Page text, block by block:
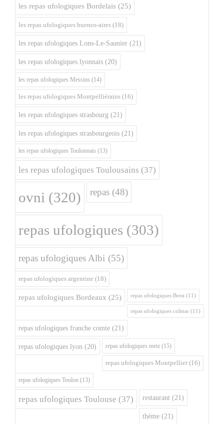
les repas ufologiques Bordelais (25)
les repas ufologiques buenos-aires (18)
les repas ufologiques Lons-Le-Saunier (21)
les repas ufologiques lyonnais (20)
les repas ufologiques Messins (14)
les repas ufologiques Montpelliérains (16)
les repas ufologiques strasbourg (21)
les repas ufologiques strasbourgeois (21)
les repas ufologiques Toulonnais (13)
les repas ufologiques Toulousains (37)
ovni (320) repas (48)
repas ufologiques (303)
repas ufologiques Albi (55)
repas ufologiques argentine (18)
repas ufologiques Bordeaux (25) repas ufologiques Brest (11)
repas ufologiques colmar (11)
repas ufologiques franche comte (21)
repas ufologiques lyon (20) repas ufologiques metz (15)
repas ufologiques Montpellier (16)
repas ufologiques Toulon (13)
repas ufologiques Toulouse (37) restaurant (21)
théme (21)